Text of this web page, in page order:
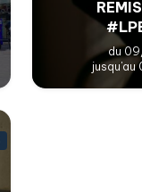
du
jusqu'au